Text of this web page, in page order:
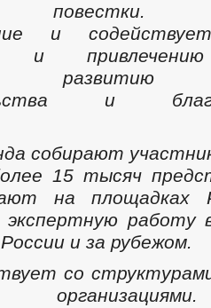
повестки.
и
и
развитию
и
собирают
15 тысяч
на площадках
работу
и за рубежом.
со